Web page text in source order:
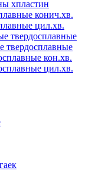
хпластин
конич.хв.
цил.хв.
твердосплавные
твердосплавные
кон.хв.
цил.хв.